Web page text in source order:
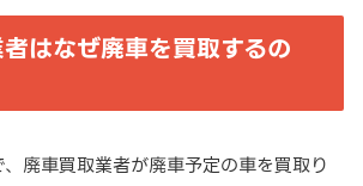
はなぜ廃車を買取するの
、廃車買取業者が廃車予定の車を買取り